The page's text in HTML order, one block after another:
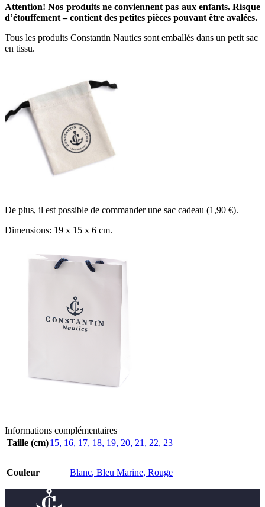
Attention! Nos produits ne conviennent pas aux enfants. Risque
d’étouffement – contient des petites pièces pouvant être avalées.
Tous les produits Constantin Nautics sont emballés dans un petit sac
en tissu.
De plus, il est possible de commander une sac cadeau (1,90 €).
Dimensions: 19 x 15 x 6 cm.
Informations complémentaires
Taille (cm)15, 16, 17, 18, 19, 20, 21 , 22, 23
Couleur Blanc, Bleu Marine, Rouge